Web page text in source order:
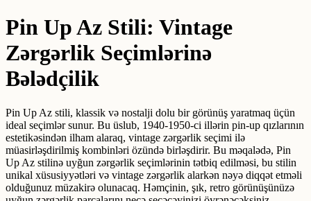
Skip
to
content
Pin Up Az Stili: Vintage
Zərgərlik Seçimlərinə
Bələdçilik
Pin Up Az stili, klassik və nostalji dolu bir görünüş yaratmaq üçün
ideal seçimlər sunur. Bu üslub, 1940-1950-ci illərin pin-up qızlarının
estetikəsindən ilham alaraq, vintage zərgərlik seçimi ilə
müasirləşdirilmiş kombinləri özündə birləşdirir. Bu məqalədə, Pin
Up Az stilinə uyğun zərgərlik seçimlərinin tətbiq edilməsi, bu stilin
unikal xüsusiyyətləri və vintage zərgərlik alarkən nəyə diqqət etməli
olduğunuz müzakirə olunacaq. Həmçinin, şık, retro görünüşünüzə